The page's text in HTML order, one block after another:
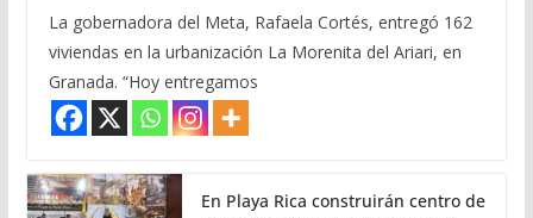
La gobernadora del Meta, Rafaela Cortés, entregó 162
viviendas en la urbanización La Morenita del Ariari, en
Granada. “Hoy entregamos
En Playa Rica construirán centro de